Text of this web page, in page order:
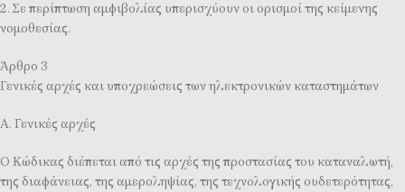
2. Σε περίπτωση αμφιβολίας υπερισχύουν οι ορισμοί της κείμενης
νομοθεσίας.
Άρθρο 3
Γενικές αρχές και υποχρεώσεις των ηλεκτρονικών καταστημάτων
Α. Γενικές αρχές
Ο Κώδικας διέπεται από τις αρχές της προστασίας του καταναλωτή,
της διαφάνειας, της αμεροληψίας, της τεχνολογικής ουδετερότητας,